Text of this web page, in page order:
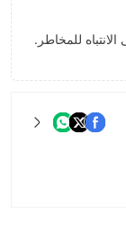
للمخاطر.